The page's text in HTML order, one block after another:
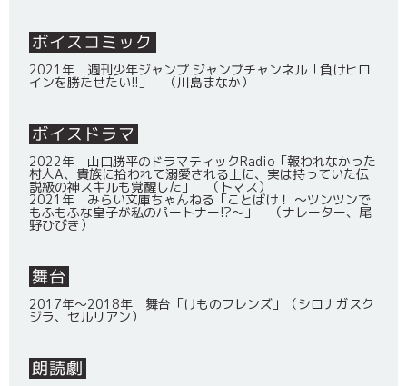
ボイスコミック
2021年 週刊少年ジャンプ ジャンプチャンネル「負けヒロ
インを勝たせたい!!」 （川島まなか）
ボイスドラマ
2022年 山口勝平のドラマティックRadio「報われなかった
村人A、貴族に拾われて溺愛される上に、実は持っていた伝
説級の神スキルも覚醒した」 （トマス）
2021年 みらい文庫ちゃんねる「ことばけ！ 〜ツンツンで
もふもふな皇子が私のパートナー!?〜」 （ナレーター、尾
野ひびき）
舞台
2017年～2018年 舞台「けものフレンズ」（シロナガスク
ジラ、セルリアン）
朗読劇